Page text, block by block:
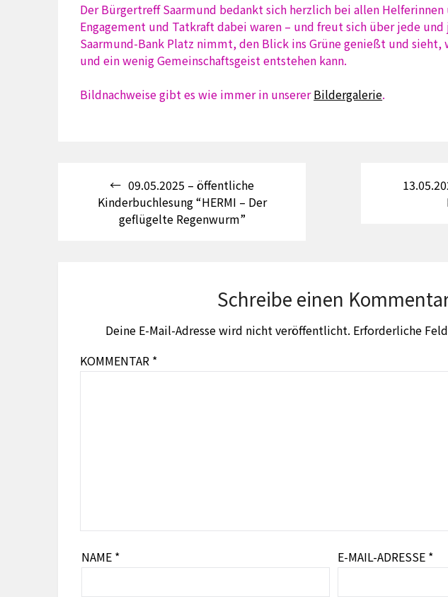
Der Bürgertreff Saarmund bedankt sich herzlich bei allen
Engagement und Tatkraft dabei waren – und freut sich über jede
Saarmund-Bank Platz nimmt, den Blick ins Grüne genießt und sieht,
und ein wenig Gemeinschaftsgeist entstehen kann.
Bildnachweise gibt es wie immer in unsererBildergalerie.
Beitragsnavigation
09.05.2025 – öffentliche
Kinderbuchlesung “HERMI – Der
geflügelte Regenwurm”
Schreibe einen
Deine E-Mail-Adresse wird nicht veröffentlicht. Erforderliche
KOMMENTAR *
NAME * E-MAIL-ADRESSE *